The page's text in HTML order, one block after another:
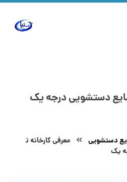
دستشویی درجه یک
دستشویی
معرفی کارخانه ت
یک